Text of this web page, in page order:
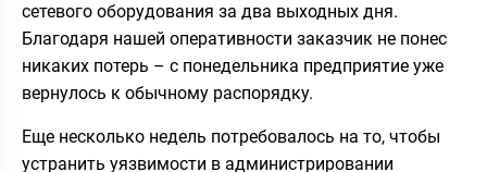
сетевого оборудования за два выходных дня.
Благодаря нашей оперативности заказчик не понес
никаких потерь – с понедельника предприятие уже
вернулось к обычному распорядку.
Еще несколько недель потребовалось на то, чтобы
устранить уязвимости в администрировании